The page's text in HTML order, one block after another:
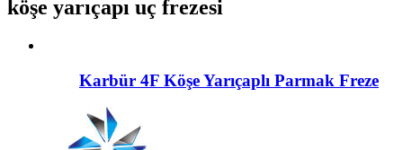
köşe yarıçapı uç frezesi
Karbür 4F Köşe Yarıçaplı Parmak Freze